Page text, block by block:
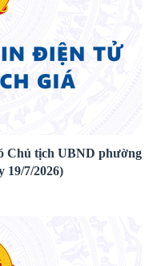
Chủ tịch UBND phường
19/7/2026)